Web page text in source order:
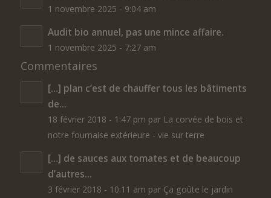
1 novembre 2025 - 9:04 am
Audit bio annuel, pas une mince affaire.
1 novembre 2025 - 7:27 am
Commentaires
[…] plan c’est de chauffer tous les bâtiments
de...
18 février 2018 - 1:47 pm par La corvée de bois et
notre fournaise extérieure - vie sur terre
[…] de sauces aux tomates et de beaucoup
d’autres...
3 février 2018 - 10:11 am par Ça goûte le jardin